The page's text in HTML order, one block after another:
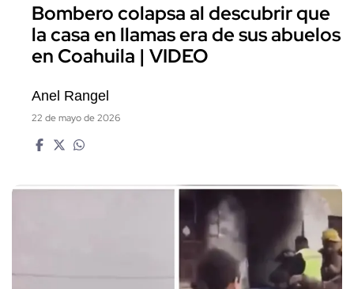
Bombero colapsa al descubrir que
la casa en llamas era de sus abuelos
en Coahuila | VIDEO
Anel Rangel
22 de mayo de 2026